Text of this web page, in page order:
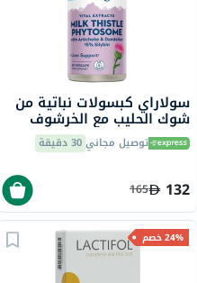
سولاراي كبسولات نباتية من
شوك الحليب مع الخرشوف
والهندباء لدعم الكبد في
الستينياتتوصيل مجاني30 دقيقة
132
165
24% خصم